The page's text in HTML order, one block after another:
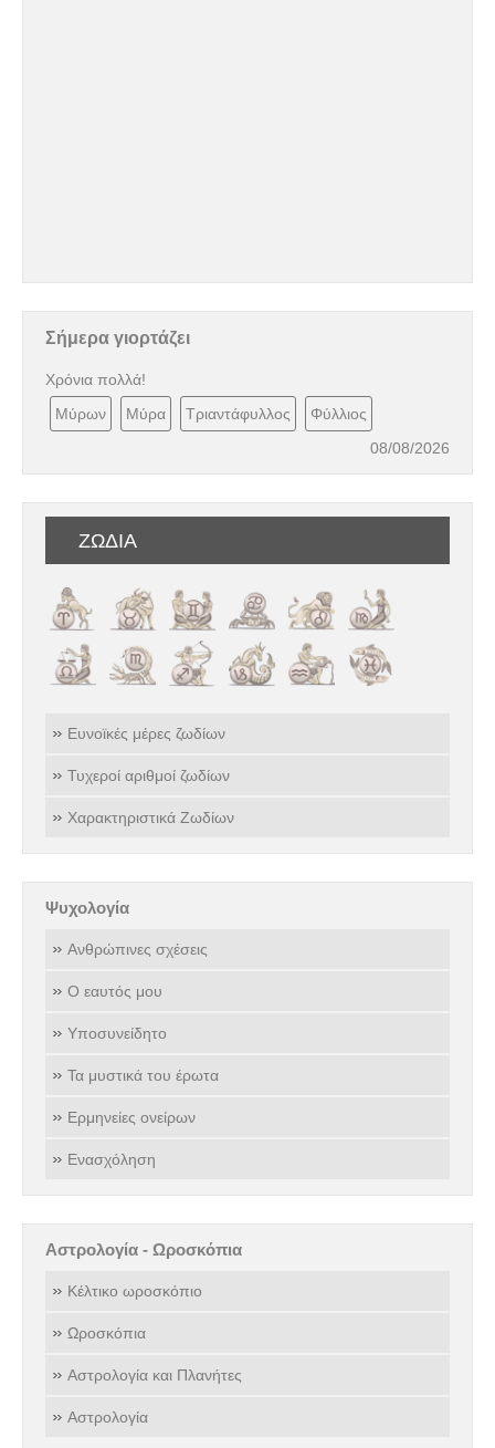
Σήμερα γιορτάζει
Χρόνια πολλά!
Μύρων
Μύρα Τριαντάφυλλος
Φύλλιος
08/08/2026
ΖΩΔΙΑ
Ευνοϊκές μέρες ζωδίων
Τυχεροί αριθμοί ζωδίων
Χαρακτηριστικά Ζωδίων
Ψυχολογία
Ανθρώπινες σχέσεις
Ο εαυτός μου
Υποσυνείδητο
Τα μυστικά του έρωτα
Ερμηνείες ονείρων
Ενασχόληση
Αστρολογία - Ωροσκόπια
Κέλτικο ωροσκόπιο
Ωροσκόπια
Αστρολογία και Πλανήτες
Αστρολογία